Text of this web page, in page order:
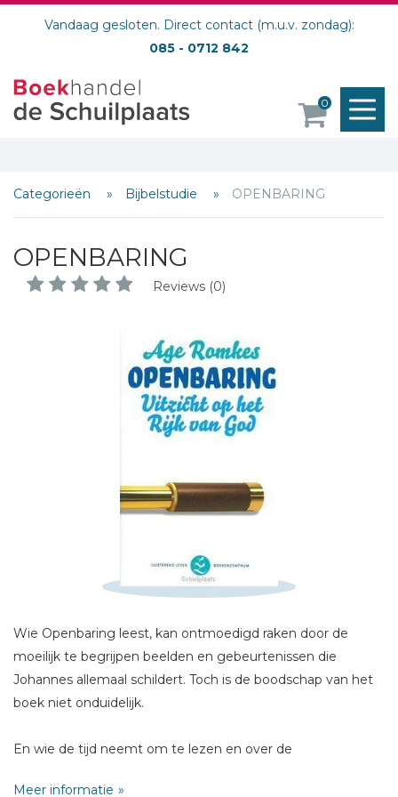
Vandaag gesloten. Direct contact (m.u.v. zondag):
085 - 0712 842
0
Categorieën Bijbelstudie OPENBARING
OPENBARING
Reviews (0)
Wie Openbaring leest, kan ontmoedigd raken door de
moeilijk te begrijpen beelden en gebeurtenissen die
Johannes allemaal schildert. Toch is de boodschap van het
boek niet onduidelijk.
En wie de tijd neemt om te lezen en over de
Meer informatie
Schrijf hieronder je review!
Sterren
Naam *
E-mail *
Bericht *